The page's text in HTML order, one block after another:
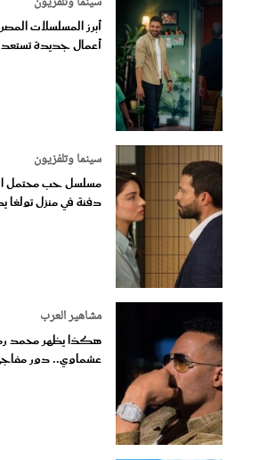
أبرز المسلسلات
أعمال جديدة
سينما وتلفزيون
دفنة في منزل
مشاهير العرب
هكذا يظهر محمد
عشماوي.. دور